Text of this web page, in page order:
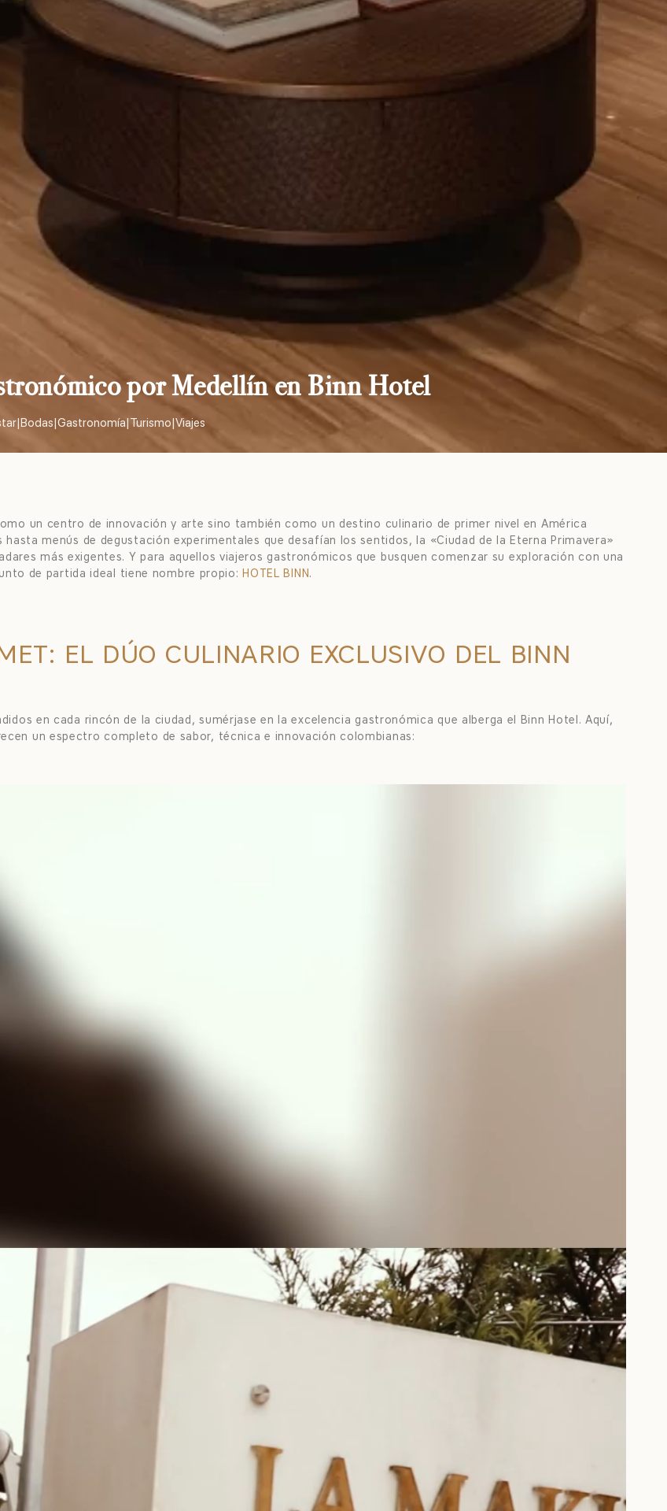
por Medellín en Binn Hotel
|Bodas|Gastronomía|Turismo|Viajes
un centro de innovación y arte sino también como un destino culinario de primer nivel en América
menús de degustación experimentales que desafían los sentidos, la «Ciudad de la Eterna Primavera»
más exigentes. Y para aquellos viajeros gastronómicos que busquen comenzar su exploración con una
de partida ideal tiene nombre propio: HOTEL BINN.
EL DÚO CULINARIO EXCLUSIVO DEL BINN
en cada rincón de la ciudad, sumérjase en la excelencia gastronómica que alberga el Binn Hotel. Aquí,
un espectro completo de sabor, técnica e innovación colombianas: